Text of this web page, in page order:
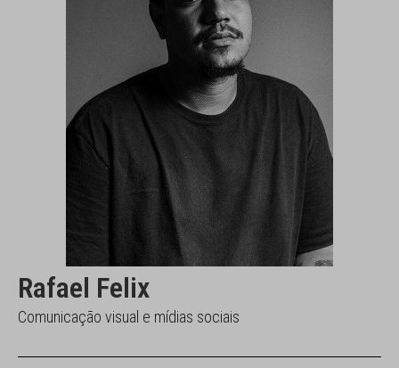
Rafael Felix
Comunicação visual e mídias sociais